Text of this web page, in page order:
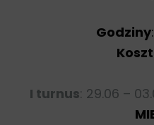
Godziny
Koszt
I turnus: 29.06 –